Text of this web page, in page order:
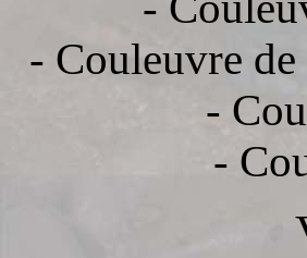
- Couleuvre
-
-